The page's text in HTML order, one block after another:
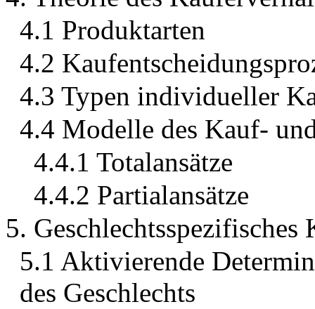
4.1 Produktarten
4.2
4.3 Typen individueller
4.4 Modelle des Kauf-
4.4.1 Totalansätze
4.4.2 Partialansätze
5. Geschlechtsspezifisches
5.1 Aktivierende
des Geschlechts